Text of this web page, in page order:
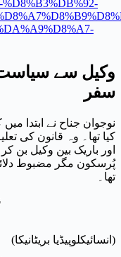
وکیل سے سیاست
سفر
نوجوان جناح نے ابتدا
کیا تھا۔ وہ قانون کی
اور باریک بین وکیل بن
پُرسکون مگر مضبوط
تھا۔
(انسائیکلوپیڈیا بریٹانیکا)